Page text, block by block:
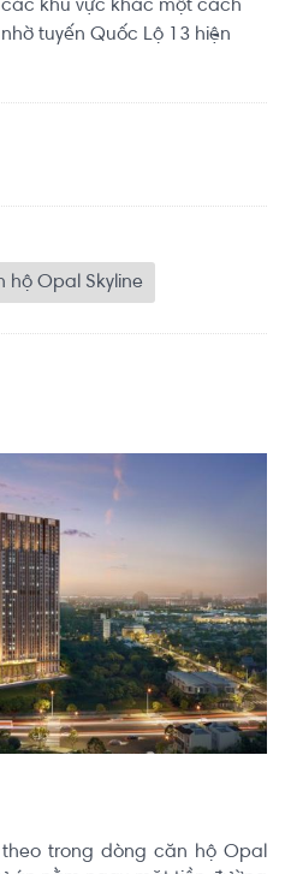
khu vực khác một cách
tuyến Quốc Lộ 13 hiện
hộ Opal Skyline
trong dòng căn hộ Opal